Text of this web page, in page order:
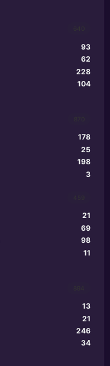
93
62
228
104
178
25
198
3
21
69
98
11
13
21
246
34